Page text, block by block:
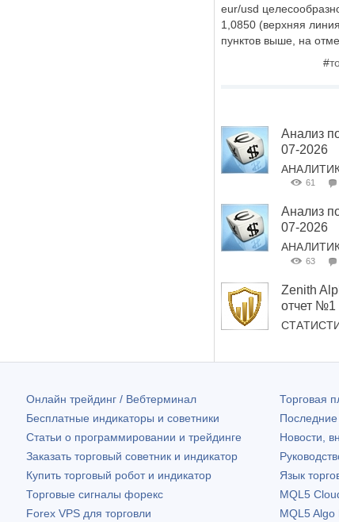
eur/usd
1,0850 (верхняя
пунктов выше, на
#
Анализ
07-2026
61
Анализ
07-2026
63
Zenith
отчет №1
Онлайн трейдинг / Вебтерминал
Бесплатные индикаторы и советники
Статьи о программировании и трейдинге
Заказать торговый советник и индикатор
Купить торговый робот и индикатор
Торговые сигналы форекс
Forex VPS для торговли
Торговая
Новости,
Язык
MQL5
MQL5 Algo